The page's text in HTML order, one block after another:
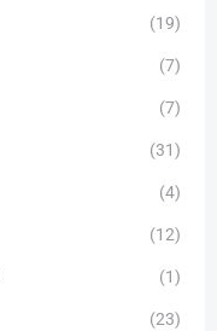
(19)
(7)
(7)
(31)
(4)
(12)
(1)
(23)